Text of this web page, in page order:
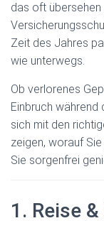
das oft
Zeit des Jahres
wie unterwegs.
Ob verlorenes
Einbruch während
sich mit den
zeigen, worauf
Sie sorgenfrei
1. Reise